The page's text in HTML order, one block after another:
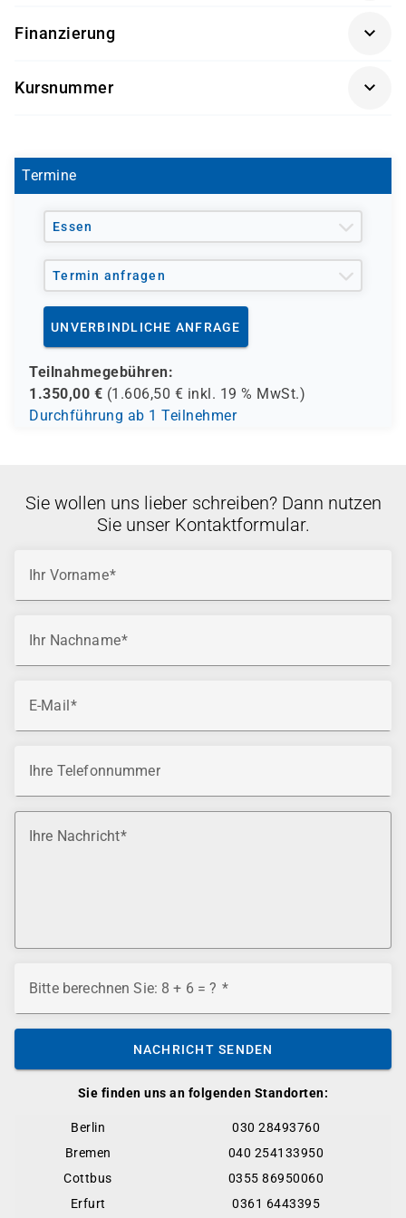
Finanzierung
- regionale Einrichtungen
und andere Träger möglich
Kursnummer
Termine
Essen
Termin anfragen
UNVERBINDLICHE ANFRAGE
Teilnahmegebühren:
1.350,00 € (1.606,50 € inkl. 19 % MwSt.)
Durchführung ab 1 Teilnehmer
Sie finden uns an folgenden Standorten:
Berlin
030 28493760
Bremen
040 254133950
Cottbus
0355 86950060
Erfurt
0361 6443395
Sie wollen uns lieber schreiben? Dann nutzen
Sie unser Kontaktformular.
Ihr Vorname
Ihr Nachname
E-Mail
Ihre Telefonnummer
Ihre Nachricht
Bitte berechnen Sie: 8 + 6 = ?
NACHRICHT SENDEN